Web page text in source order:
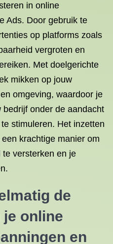
in online
Ads. Door gebruik te
op platforms zoals
vergroten en
Met doelgerichte
mikken op jouw
omgeving, waardoor je
onder de aandacht
stimuleren. Het inzetten
krachtige manier om
versterken en je
de
online
en